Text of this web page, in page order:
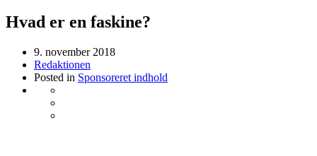
Hvad er en faskine?
9. november 2018
Redaktionen
Posted in Sponsoreret indhold